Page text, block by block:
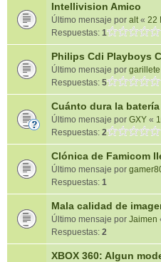
Intellivision Amico
Último mensaje por alt« 22
Respuestas: 1
Philips Cdi Playboys
Último mensaje por garillete
Respuestas: 5
Cuánto dura la
Último mensaje por GXY «
Respuestas: 2
Clónica de Famicom
Último mensaje por
Respuestas: 1
Mala calidad de
Último mensaje por Jaimen
Respuestas: 2
XBOX 360: Algun